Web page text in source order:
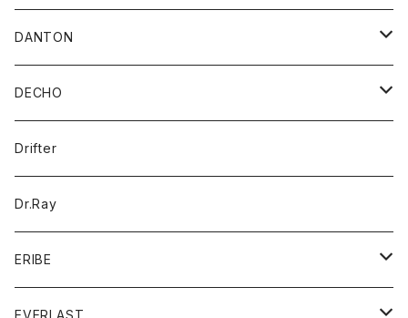
パーカー
Tシャツ
パーカー
ブラウス
ウォレット
カードケース
バッグ
DANTON
アウター
コート
ジャケット
アクセサリー
バッグ
キッズ
シャツ
Tシャツ
グッズ
帽子
トップス
DECHO
帽子
Drifter
Dr.Ray
ERIBE
ニット
EVERLAST